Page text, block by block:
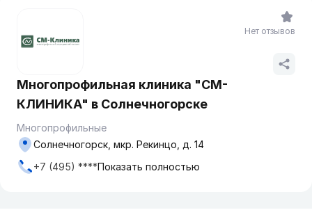
Многопрофильная клиника "СМ-
КЛИНИКА" в Солнечногорске
Многопрофильные
Солнечногорск, мкр. Рекинцо, д. 14
+7 (495) ****Показать полностью
Нет отзывов